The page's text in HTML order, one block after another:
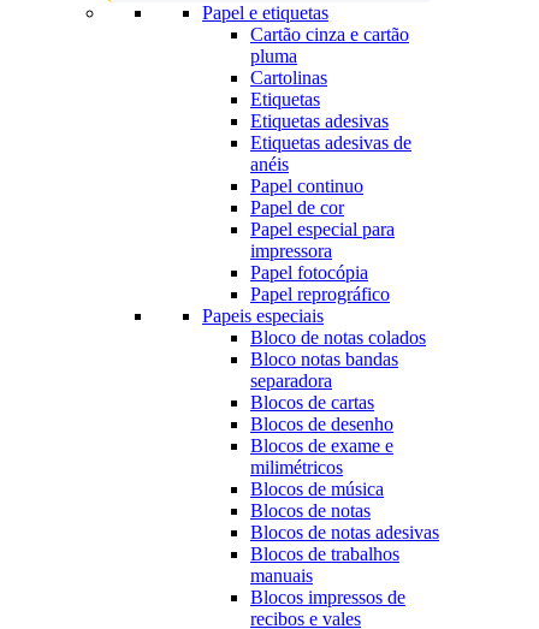
Papel e etiquetas
Cartão cinza e cartão
pluma
Cartolinas
Etiquetas
Etiquetas adesivas
Etiquetas adesivas de
anéis
Papel continuo
Papel de cor
Papel especial para
impressora
Papel fotocópia
Papel reprográfico
Papeis especiais
Bloco de notas colados
Bloco notas bandas
separadora
Blocos de cartas
Blocos de desenho
Blocos de exame e
milimétricos
Blocos de música
Blocos de notas
Blocos de notas adesivas
Blocos de trabalhos
manuais
Blocos impressos de
recibos e vales